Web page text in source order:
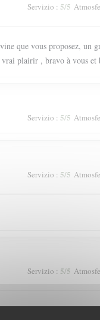
Servizio : 5/5
que vous proposez, un
vrai plairir , bravo à vous
Servizio : 5/5
Servizio : 5/5
Servizio : 5/5
a de quoi faire rougir